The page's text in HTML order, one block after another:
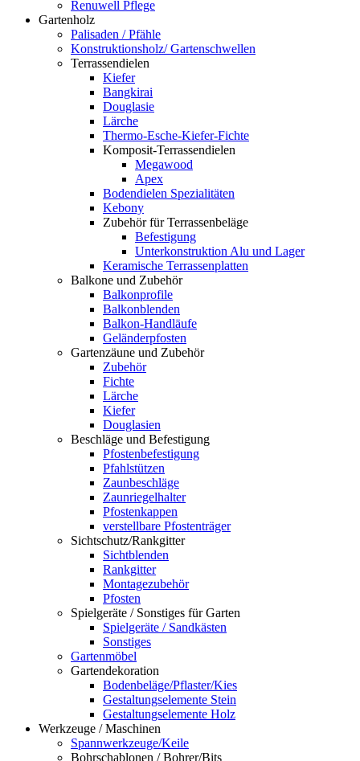
Renuwell Pflege
Gartenholz
Palisaden / Pfähle
Konstruktionsholz/ Gartenschwellen
Terrassendielen
Kiefer
Bangkirai
Douglasie
Lärche
Thermo-Esche-Kiefer-Fichte
Komposit-Terrassendielen
Megawood
Apex
Bodendielen Spezialitäten
Kebony
Zubehör für Terrassenbeläge
Befestigung
Unterkonstruktion Alu und Lager
Keramische Terrassenplatten
Balkone und Zubehör
Balkonprofile
Balkonblenden
Balkon-Handläufe
Geländerpfosten
Gartenzäune und Zubehör
Zubehör
Fichte
Lärche
Kiefer
Douglasien
Beschläge und Befestigung
Pfostenbefestigung
Pfahlstützen
Zaunbeschläge
Zaunriegelhalter
Pfostenkappen
verstellbare Pfostenträger
Sichtschutz/Rankgitter
Sichtblenden
Rankgitter
Montagezubehör
Pfosten
Spielgeräte / Sonstiges für Garten
Spielgeräte / Sandkästen
Sonstiges
Gartenmöbel
Gartendekoration
Bodenbeläge/Pflaster/Kies
Gestaltungselemente Stein
Gestaltungselemente Holz
Werkzeuge / Maschinen
Spannwerkzeuge/Keile
Bohrschablonen / Bohrer/Bits